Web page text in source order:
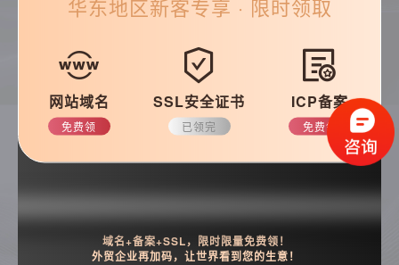
帮助&支持
常见问题
建站技巧
公司动态
搜索
华东地区新客专享 · 限时领取
网站域名
免费领
SSL安全证书
已领完
ICP备案
免费领
域名+备案+SSL，限时限量免费领！
外贸企业再加码，让世界看到您的生意！